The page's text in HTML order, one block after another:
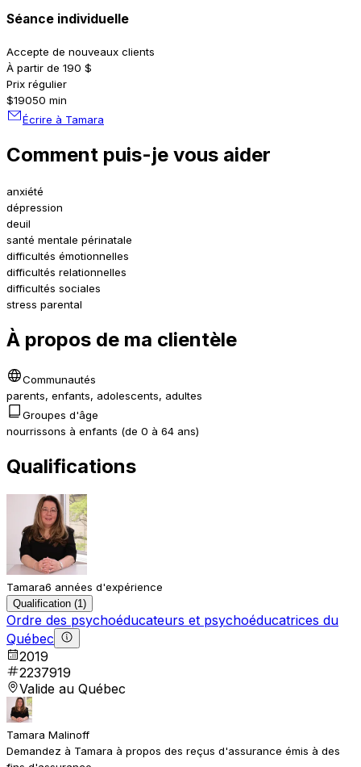
Séance individuelle
Accepte de nouveaux clients
À partir de 190 $
Prix régulier
$19050 min
Écrire à Tamara
Comment puis-je vous aider
anxiété
dépression
deuil
santé mentale périnatale
difficultés émotionnelles
difficultés relationnelles
difficultés sociales
stress parental
À propos de ma clientèle
Communautés
parents, enfants, adolescents, adultes
Groupes d'âge
nourrissons à enfants (de 0 à 64 ans)
Qualifications
Tamara6 années d'expérience
Qualification (1)
Ordre des psychoéducateurs et psychoéducatrices du
Québec
2019
2237919
Valide au Québec
Tamara Malinoff
Demandez à Tamara à propos des reçus d'assurance émis à des